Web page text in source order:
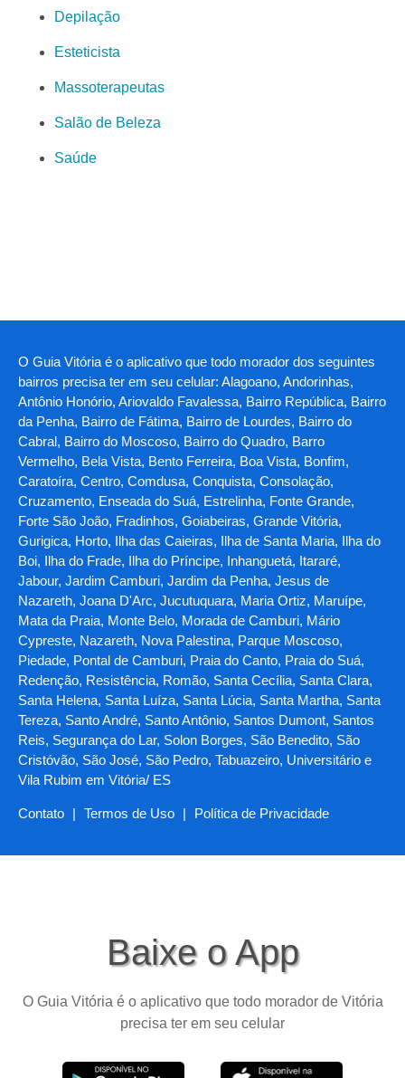
Depilação
Esteticista
Massoterapeutas
Salão de Beleza
Saúde
O Guia Vitória é o aplicativo que todo morador dos seguintes
bairros precisa ter em seu celular: Alagoano, Andorinhas,
Antônio Honório, Ariovaldo Favalessa, Bairro República, Bairro
da Penha, Bairro de Fátima, Bairro de Lourdes, Bairro do
Cabral, Bairro do Moscoso, Bairro do Quadro, Barro
Vermelho, Bela Vista, Bento Ferreira, Boa Vista, Bonfim,
Caratoíra, Centro, Comdusa, Conquista, Consolação,
Cruzamento, Enseada do Suá, Estrelinha, Fonte Grande,
Forte São João, Fradinhos, Goiabeiras, Grande Vitória,
Gurigica, Horto, Ilha das Caieiras, Ilha de Santa Maria, Ilha do
Boi, Ilha do Frade, Ilha do Príncipe, Inhanguetá, Itararé,
Jabour, Jardim Camburi, Jardim da Penha, Jesus de
Nazareth, Joana D'Arc, Jucutuquara, Maria Ortiz, Maruípe,
Mata da Praia, Monte Belo, Morada de Camburi, Mário
Cypreste, Nazareth, Nova Palestina, Parque Moscoso,
Piedade, Pontal de Camburi, Praia do Canto, Praia do Suá,
Redenção, Resistência, Romão, Santa Cecília, Santa Clara,
Santa Helena, Santa Luíza, Santa Lúcia, Santa Martha, Santa
Tereza, Santo André, Santo Antônio, Santos Dumont, Santos
Reis, Segurança do Lar, Solon Borges, São Benedito, São
Cristóvão, São José, São Pedro, Tabuazeiro, Universitário e
Vila Rubim em Vitória/ ES
Contato | Termos de Uso | Política de Privacidade
Baixe o App
O Guia Vitória é o aplicativo que todo morador de Vitória
precisa ter em seu celular